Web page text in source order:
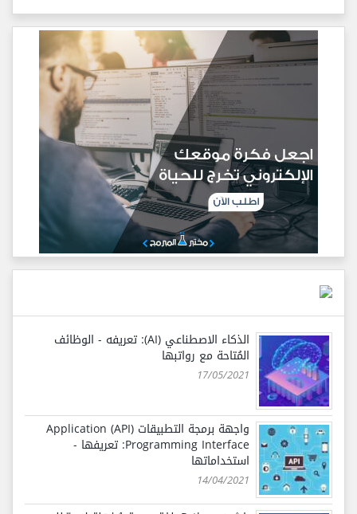
الذكاء الاصطناعي (AI): تعريفه - الوظائف
المُتاحة مع رواتبها
17/05/2021
واجهة برمجة التطبيقات (API) Application
Programming Interface: تعريفها -
استخداماتها
14/04/2021